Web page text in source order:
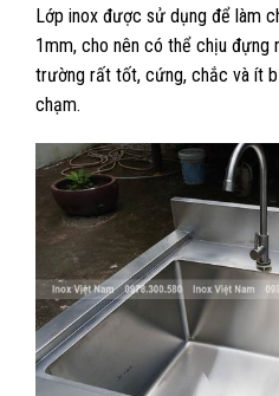
Lớp inox được sử dụng để làm
1mm, cho nên có thể chịu
trường rất tốt, cứng, chắc và ít
chạm.